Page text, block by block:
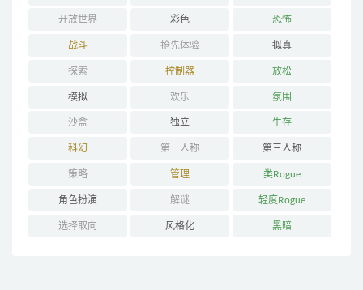
开放世界 彩色 恐怖
战斗 抢先体验 拟真
探索 控制器 放松
模拟 欢乐 氛围
沙盒 独立 生存
科幻 第一人称 第三人称
策略 管理 类Rogue
角色扮演 解谜 轻度Rogue
选择取向 风格化 黑暗